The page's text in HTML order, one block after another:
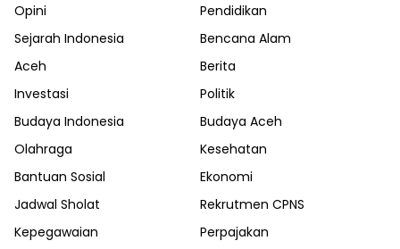
Opini
Pendidikan
Sejarah Indonesia
Bencana Alam
Aceh
Berita
Investasi
Politik
Budaya Indonesia
Budaya Aceh
Olahraga
Kesehatan
Bantuan Sosial
Ekonomi
Jadwal Sholat
Rekrutmen CPNS
Kepegawaian
Perpajakan